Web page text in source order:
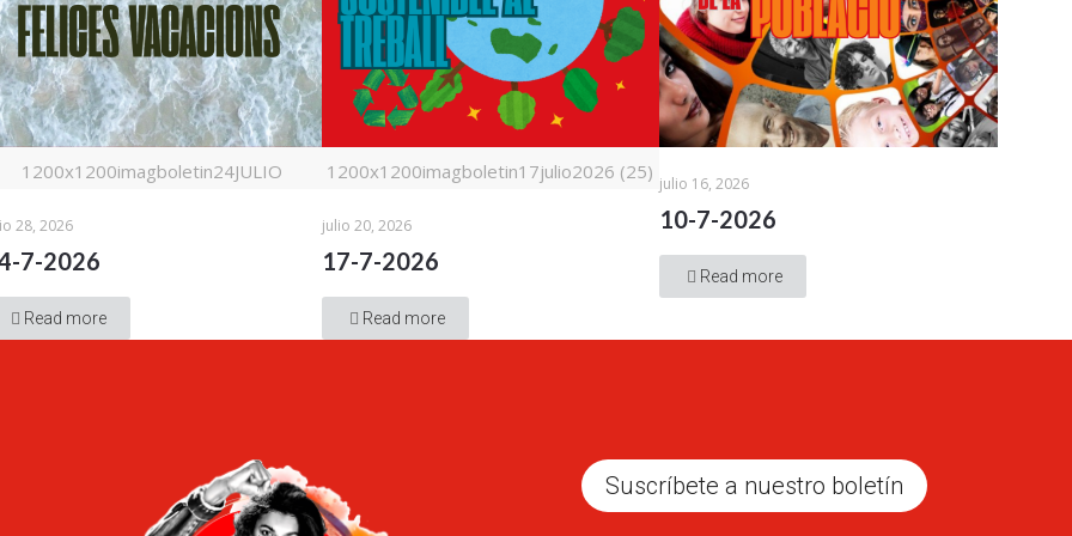
1200x1200imagboletin24JULIO
28, 2026
7-2026
Read more
1200x1200imagboletin17julio2026 (25)
julio 20, 2026
17-7-2026
Read more
julio 16, 2026
10-7-2026
Read more
Suscríbete a nuestro boletín